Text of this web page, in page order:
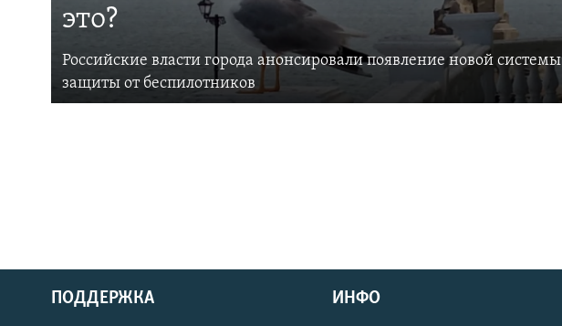
это?
Российские власти города анонсировали появление новой системы
защиты от беспилотников
ПОДДЕРЖКА ИНФО